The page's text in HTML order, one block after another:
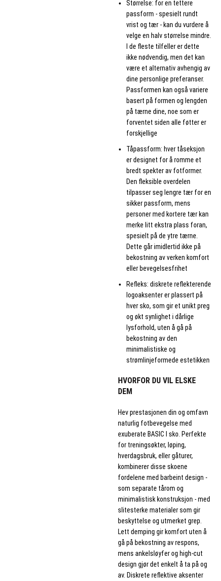
Størrelse: for en tettere
passform - spesielt rundt
vrist og tær - kan du vurdere å
velge en halv størrelse mindre.
I de fleste tilfeller er dette
ikke nødvendig, men det kan
være et alternativ avhengig av
dine personlige preferanser.
Passformen kan også variere
basert på formen og lengden
på tærne dine, noe som er
forventet siden alle føtter er
forskjellige
Tåpassform: hver tåseksjon
er designet for å romme et
bredt spekter av fotformer.
Den fleksible overdelen
tilpasser seg lengre tær for en
sikker passform, mens
personer med kortere tær kan
merke litt ekstra plass foran,
spesielt på de ytre tærne.
Dette går imidlertid ikke på
bekostning av verken komfort
eller bevegelsesfrihet
Refleks: diskrete reflekterende
logoaksenter er plassert på
hver sko, som gir et unikt preg
og økt synlighet i dårlige
lysforhold, uten å gå på
bekostning av den
minimalistiske og
strømlinjeformede estetikken
HVORFOR DU VIL ELSKE
DEM
Hev prestasjonen din og omfavn
naturlig fotbevegelse med
exuberate BASIC I sko. Perfekte
for treningsøkter, løping,
hverdagsbruk, eller gåturer,
kombinerer disse skoene
fordelene med barbeint design -
som separate tårom og
minimalistisk konstruksjon - med
slitesterke materialer som gir
beskyttelse og utmerket grep.
Lett demping gir komfort uten å
gå på bekostning av respons,
mens ankelsløyfer og high-cut
design gjør det enkelt å ta på og
av. Diskrete reflektive aksenter